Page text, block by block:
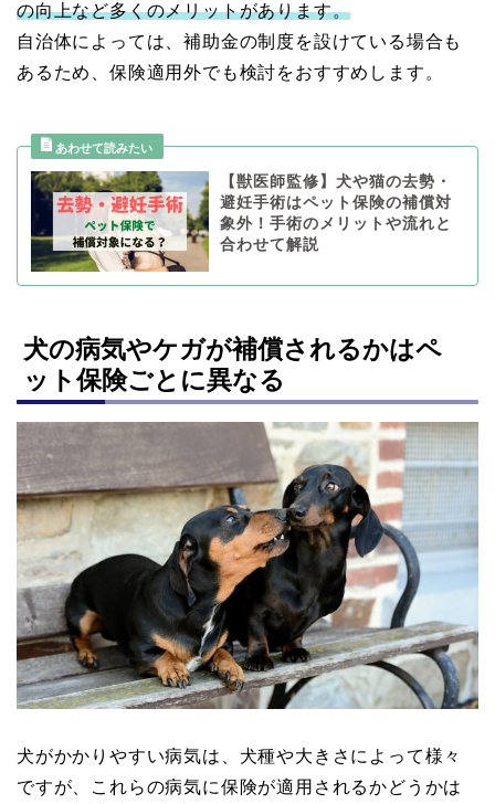
の向上など多くのメリットがあります。
自治体によっては、補助金の制度を設けている場合も
あるため、保険適用外でも検討をおすすめします。
【獣医師監修】犬や猫の去勢・
避妊手術はペット保険の補償対
象外！手術のメリットや流れと
合わせて解説
犬の病気やケガが補償されるかはペ
ット保険ごとに異なる
犬がかかりやすい病気は、犬種や大きさによって様々
ですが、これらの病気に保険が適用されるかどうかは